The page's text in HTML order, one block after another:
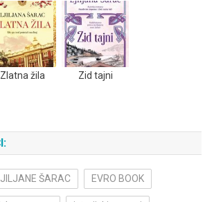
Zlatna žila Zid tajni
ŠARAC EVRO BOOK